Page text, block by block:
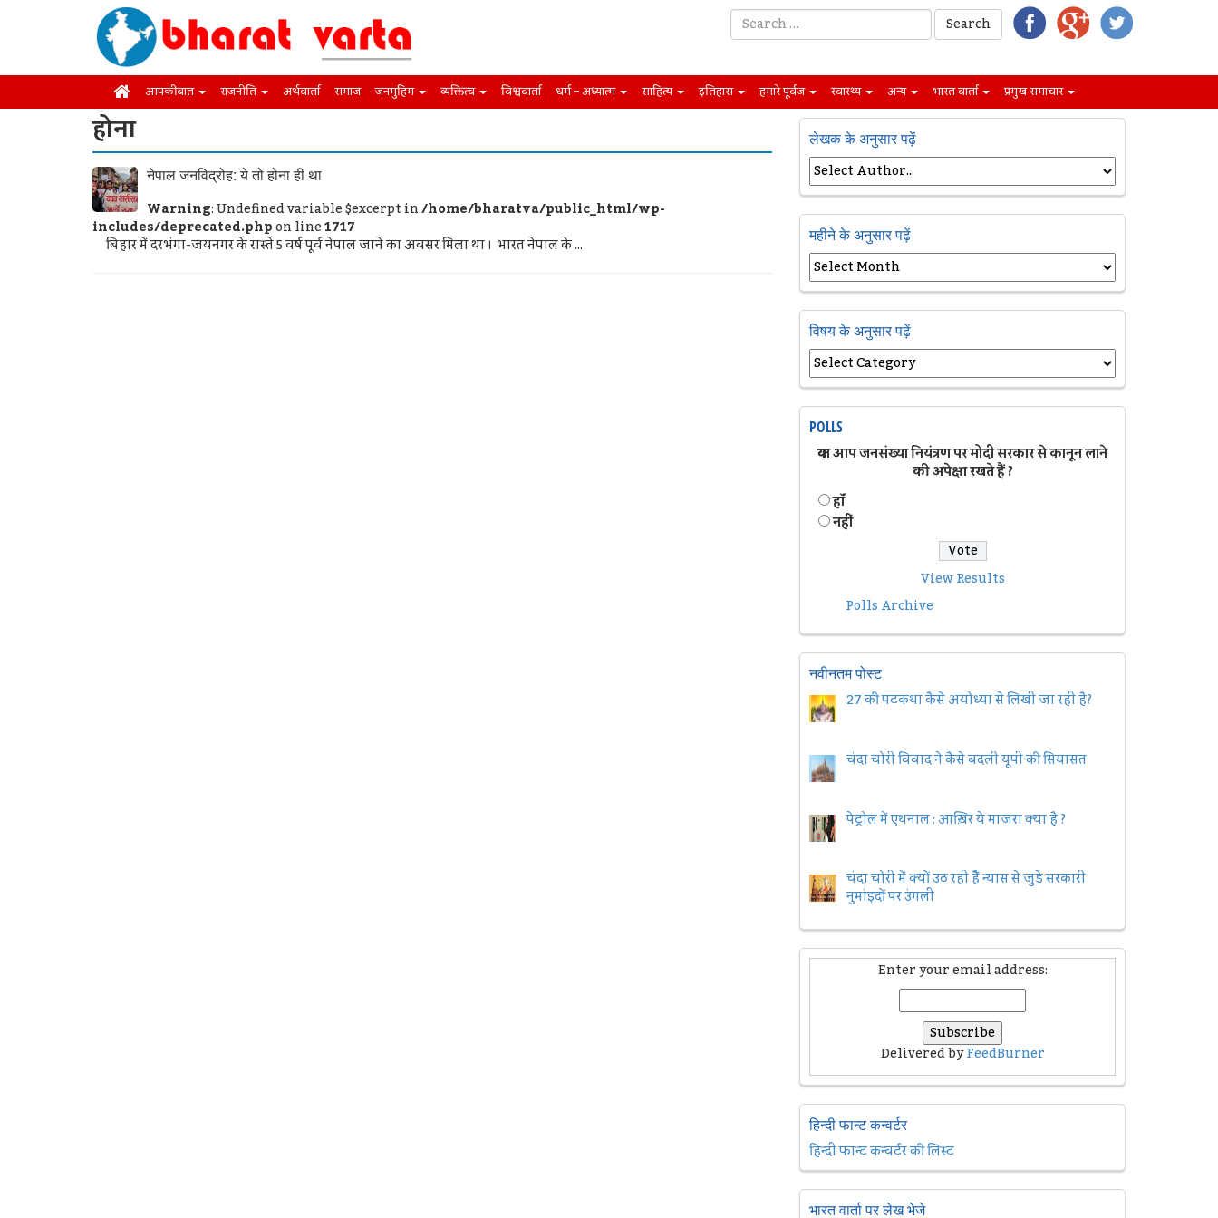
आपकी बात राजनीति अर्थवार्ता समाज जनमुहिम व्यक्तित्व विश्ववार्ता धर्म – अध्यात्म साहित्य इतिहास हमारे पूर्वज स्वास्थ्य अन्य भारत वार्ता प्रमुख समाचार
होना
नेपाल जनविद्रोह: ये तो होना ही था
Warning: Undefined variable $excerpt in/home/bharatva/public_html/wp-
includes/deprecated.phpon line1717
बिहार में दरभंगा-जयनगर के रास्ते 5 वर्ष पूर्व नेपाल जाने का अवसर मिला था । भारत नेपाल के ...
लेखक के अनुसार पढ़ें
महीने के अनुसार पढ़ें
विषय के अनुसार पढ़ें
POLLS
क्या आप जनसंख्या नियंत्रण पर मोदी सरकार से कानून लाने
की अपेक्षा रखते हैं ?
हॉं
नहीं
View Results
Polls Archive
नवीनतम पोस्ट
27 की पटकथा कैसे अयोध्या से लिखी जा रही है?
चंदा चोरी विवाद ने कैसे बदली यूपी की सियासत
पेट्रोल में एथनाल : आख़िर ये माजरा क्या है ?
चंदा चोरी में क्यों उठ रही हैैं न्यास से जुड़े सरकारी
नुमांइदों पर उंगली
Enter your email address:
Delivered byFeedBurner
हिन्दी फान्ट कन्वर्टर
हिन्दी फान्ट कन्वर्टर की लिस्ट
भारत वार्ता पर लेख भेजे